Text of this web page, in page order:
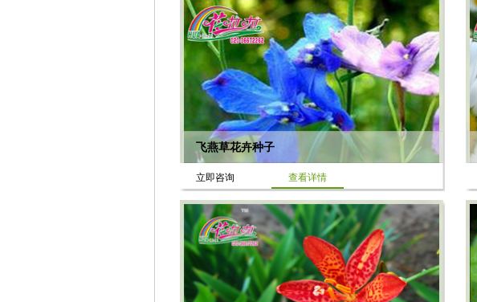
飞燕草花卉种子
立即咨询 查看详情